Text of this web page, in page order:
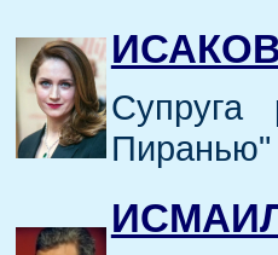
Пиранью"